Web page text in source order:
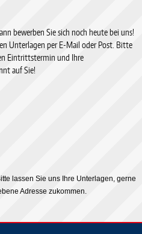
bewerben Sie sich noch heute bei uns!
Unterlagen per E-Mail oder Post. Bitte
Eintrittstermin und Ihre
auf Sie!
lassen Sie uns Ihre Unterlagen, gerne
Adresse zukommen.